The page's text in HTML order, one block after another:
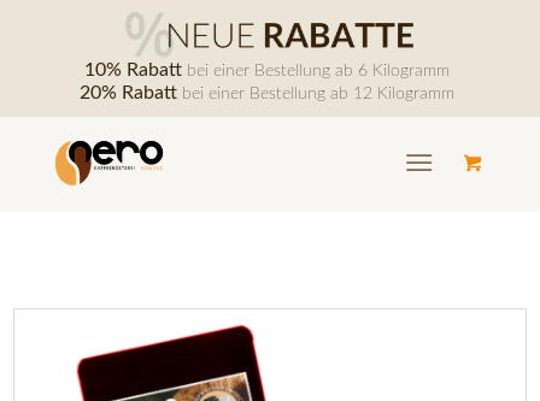
10% Rabatt bei einer Bestellung ab 6 Kilogramm
20% Rabatt bei einer Bestellung ab 12 Kilogramm